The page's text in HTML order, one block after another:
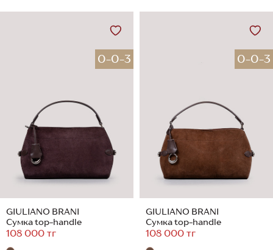
0-0-3
GIULIANO BRANI
Сумка top-handle
108 000 тг
0-0-3
GIULIANO BRANI
Сумка top-handle
108 000 тг